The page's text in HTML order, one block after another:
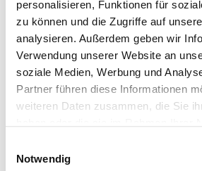
personalisieren, Funktionen für
zu können und die Zugriffe auf
analysieren. Außerdem geben wir
Verwendung unserer Website an
soziale Medien, Werbung und
Partner führen diese Informationen
weiteren Daten zusammen, die Sie
Notwendig